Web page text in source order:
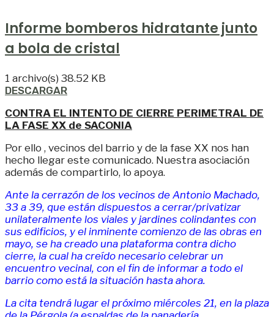
Informe bomberos hidratante junto
a bola de cristal
1 archivo(s) 38.52 KB
DESCARGAR
CONTRA EL INTENTO DE CIERRE PERIMETRAL DE
LA FASE XX de SACONIA
Por ello , vecinos del barrio y de la fase XX nos han
hecho llegar este comunicado. Nuestra asociación
además de compartirlo, lo apoya.
Ante la cerrazón de los vecinos de Antonio Machado,
33 a 39, que están dispuestos a cerrar/privatizar
unilateralmente los viales y jardines colindantes con
sus edificios, y el inminente comienzo de las obras en
mayo, se ha creado una plataforma contra dicho
cierre, la cual ha creído necesario celebrar un
encuentro vecinal, con el fin de informar a todo el
barrio como está la situación hasta ahora.
La cita tendrá lugar el próximo miércoles 21, en la plaza